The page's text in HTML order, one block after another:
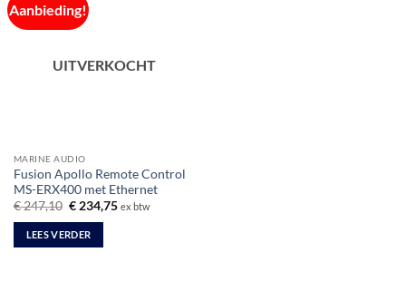
Aanbieding!
UITVERKOCHT
MARINE AUDIO
Fusion Apollo Remote Control
MS-ERX400 met Ethernet
€247,10 Oorspronkelijke
was:
€ 247,10.
€234,75Huidige
ex btw
LEES VERDER